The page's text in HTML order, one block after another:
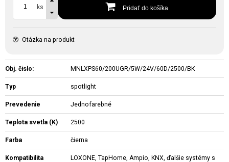
ks Pridať do košíka
Otázka na produkt
Obj. čislo: MNLXPS60/200UGR/5W/24V/60D/2500/BK
Typ spotlight
Prevedenie Jednofarebné
Teplota svetla (K) 2500
Farba čierna
Kompatibilita
LOXONE, TapHome, Ampio, KNX, ďalšie systémy s